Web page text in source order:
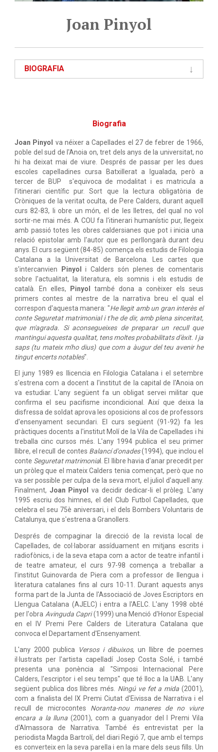
Joan Pinyol
BIOGRAFIA
Biografia
Joan Pinyol va néixer a Capellades el 27 de febrer de 1966,
poble del sud de l'Anoia on, tret dels anys de la universitat, no
hi ha deixat mai de viure. Després de passar per les dues
escoles capelladines cursa Batxillerat a Igualada, però a
tercer de BUP s'equivoca de modalitat i es matricula a
l'itinerari científic pur. Sort que la lectura obligatòria de
Cròniques de la veritat oculta, de Pere Calders, durant aquell
curs 82-83, li obre un món, el de les lletres, del qual no vol
sortir-ne mai més. A COU fa l'itinerari humanístic pur, llegeix
amb passió totes les obres caldersianes que pot i inicia una
relació epistolar amb l'autor que es perllongarà durant deu
anys. El curs següent (84-85) comença els estudis de Filologia
Catalana a la Universitat de Barcelona. Les cartes que
s'intercanvien
Pinyol
i Calders són plenes de comentaris
sobre l'actualitat, la literatura, els somnis i els estudis de
català. En elles,
Pinyol també dona a conèixer els seus
primers contes al mestre de la narrativa breu el qual el
correspon d'aquesta manera: "He llegit amb un gran interès el
conte Seguretat matrimonial i t'he de dir, amb plena sinceritat,
que m'agrada. Si aconsegueixes de preparar un recull que
mantingui aquesta qualitat, tens moltes probabilitats d'èxit. I ja
saps (tu mateix m'ho dius) que com a àugur del teu avenir he
tingut encerts notables".
El juny 1989 es llicencia en Filologia Catalana i el setembre
s'estrena com a docent a l'institut de la capital de l'Anoia on
va estudiar. L'any següent fa un obligat servei militar que
confirma el seu pacifisme incondicional. Així que deixa la
disfressa de soldat aprova les oposicions al cos de professors
d'ensenyament secundari. El curs següent (91-92) fa les
pràctiques docents a l'institut Molí de la Vila de Capellades i hi
treballa cinc cursos més. L'any 1994 publica el seu primer
llibre, el recull de contes Balancí d'onades(1994), que inclou el
conte Seguretat matrimonia l. El llibre havia d'anar precedit per
un pròleg que el mateix Calders tenia començat, però que no
va ser possible per culpa de la seva mort, el juliol d'aquell any.
Finalment, Joan Pinyol
va decidir dedicar-li el pròleg. L'any
1995 escriu dos himnes, el del Club Futbol Capellades, que
celebra el seu 75è aniversari, i el dels Bombers Voluntaris de
Catalunya, que s'estrena a Granollers.
Després de compaginar la direcció de la revista local de
Capellades, de col·laborar assíduament en mitjans escrits i
radiofònics, i de la seva etapa com a actor de teatre infantil i
de teatre amateur, el curs 97-98 comença a treballar a
l'institut Guinovarda de Piera com a professor de llengua i
literatura catalanes fins al curs 10-11. Durant aquests anys
forma part de la Junta de l'Associació de Joves Escriptors en
Llengua Catalana (AJELC) i entra a l'AELC. L'any 1998 obté
per l'obra Avinguda Capri(1999) una Menció d'Honor Especial
en el IV Premi Pere Calders de Literatura Catalana que
convoca el Departament d'Ensenyament.
L'any 2000 publica Versos i dibuixos, un llibre de poemes
il·lustrats per l'artista capelladí Josep Costa Solé, i també
presenta una ponència al "Simposi Internacional Pere
Calders, l'escriptor i el seu temps" que té lloc a la UAB. L'any
següent publica dos llibres més. Ningú ve fet a mida (2001),
com a finalista del IX Premi Ciutat d'Eivissa de Narrativa i el
recull de microcontes Noranta-nou maneres de no viure
encara a la lluna(2001), com a guanyador del I Premi Vila
d'Almassora de Narrativa. També és entrevistat per la
periodista Magda Bartrolí, del diari Regió 7, que amb el temps
es converteix en la seva parella i en la mare dels seus fills. Un